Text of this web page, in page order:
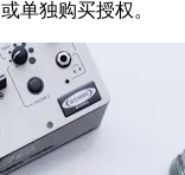
单独购买授权。